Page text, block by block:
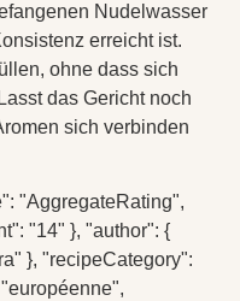
Nudelwasser
erreicht ist.
ohne dass sich
das Gericht noch
sich verbinden
"AggregateRating",
"14" }, "author": {
}, "recipeCategory":